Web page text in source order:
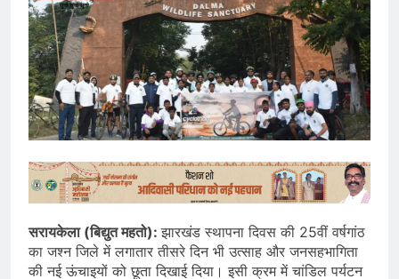
सरायकेला (बिद्युत महतो):झारखंड स्थापना दिवस की 25वीं वर्षगांठ
का जश्न जिले में लगातार तीसरे दिन भी उत्साह और जनसहभागिता
की नई ऊंचाइयों को छूता दिखाई दिया। इसी क्रम में चांडिल पर्यटन